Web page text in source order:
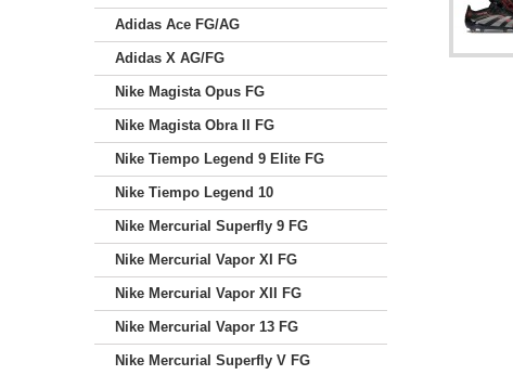
Adidas Ace FG/AG
Adidas X AG/FG
Nike Magista Opus FG
Nike Magista Obra II FG
Nike Tiempo Legend 9 Elite FG
Nike Tiempo Legend 10
Nike Mercurial Superfly 9 FG
Nike Mercurial Vapor XI FG
Nike Mercurial Vapor XII FG
Nike Mercurial Vapor 13 FG
Nike Mercurial Superfly V FG